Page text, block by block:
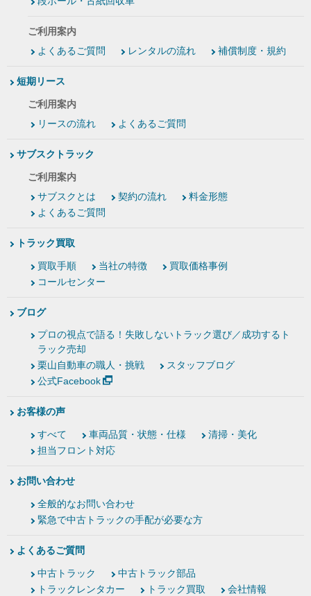
ご利用案内
よくあるご質問
レンタルの流れ 補償制度・規約
短期リース
ご利用案内
リースの流れ
よくあるご質問
サブスクトラック
ご利用案内
サブスクとは
契約の流れ
料金形態
よくあるご質問
トラック買取
買取手順 当社の特徴
買取価格事例
コールセンター
ブログ
プロの視点で語る！失敗しないトラック選び／成功するト
ラック売却
栗山自動車の職人・挑戦
スタッフブログ
公式Facebook
お客様の声
すべて 車両品質・状態・仕様
清掃・美化
担当フロント対応
お問い合わせ
全般的なお問い合わせ
緊急で中古トラックの手配が必要な方
よくあるご質問
中古トラック
中古トラック部品
トラックレンタカー
トラック買取 会社情報